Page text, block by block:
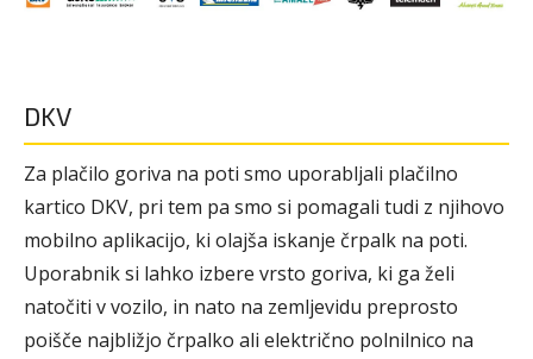
DKV
Za plačilo goriva na poti smo uporabljali plačilno
kartico DKV, pri tem pa smo si pomagali tudi z njihovo
mobilno aplikacijo, ki olajša iskanje črpalk na poti.
Uporabnik si lahko izbere vrsto goriva, ki ga želi
natočiti v vozilo, in nato na zemljevidu preprosto
poišče najbližjo črpalko ali električno polnilnico na